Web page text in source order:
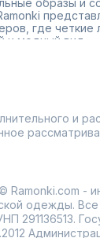
образы и
где четкие
и модный вид.
разнообразие
от
для тех,
Ramonki
и
и
Ramonki.com -
одежды.
291136513.